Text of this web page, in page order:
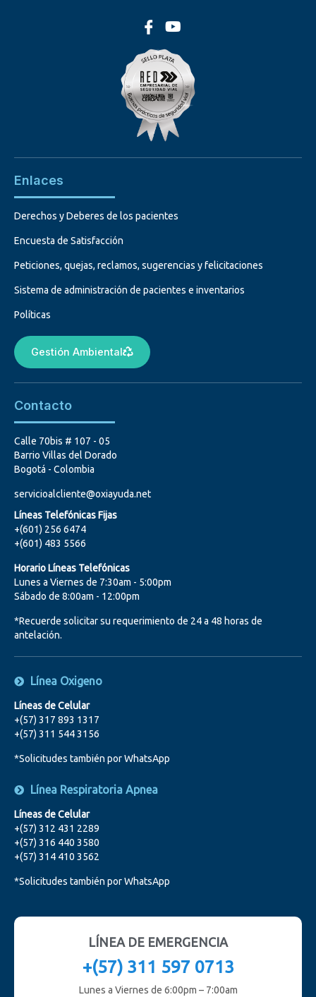
Enlaces
Derechos y Deberes de los pacientes
Encuesta de Satisfacción
Peticiones, quejas, reclamos, sugerencias y felicitaciones
Sistema de administración de pacientes e inventarios
Políticas
Gestión Ambiental
Contacto
Calle 70bis # 107 - 05
Barrio Villas del Dorado
Bogotá - Colombia
servicioalcliente@oxiayuda.net
Líneas Telefónicas Fijas
+(601) 256 6474
+(601) 483 5566
Horario Líneas Telefónicas
Lunes a Viernes de 7:30am - 5:00pm
Sábado de 8:00am - 12:00pm
*Recuerde solicitar su requerimiento de 24 a 48 horas de
antelación.
Línea Oxigeno
Líneas de Celular
+(57) 317 893 1317
+(57) 311 544 3156
*Solicitudes también por WhatsApp
Línea Respiratoria Apnea
Líneas de Celular
+(57) 312 431 2289
+(57) 316 440 3580
+(57) 314 410 3562
*Solicitudes también por WhatsApp
LÍNEA DE EMERGENCIA
+(57) 311 597 0713
Lunes a Viernes de 6:00pm – 7:00am